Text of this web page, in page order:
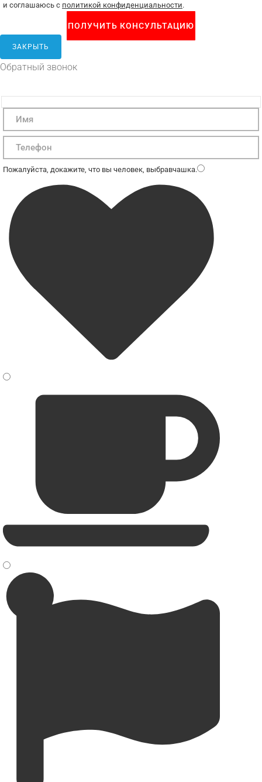
и соглашаюсь с политикой конфиденциальности.
ЗАКРЫТЬ
Обратный звонок
Пожалуйста, докажите, что вы человек, выбравчашка.